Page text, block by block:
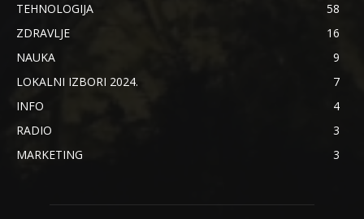
TEHNOLOGIJA
58
ZDRAVLJE
16
NAUKA
9
LOKALNI IZBORI 2024.
7
INFO
4
RADIO
3
MARKETING
3